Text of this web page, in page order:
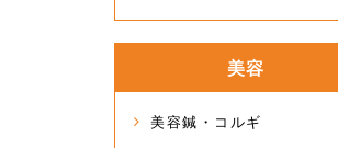
美容
美容鍼・コルギ